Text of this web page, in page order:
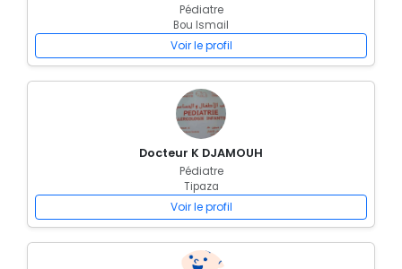
Pédiatre
Bou Ismail
Voir le profil
Docteur K DJAMOUH
Pédiatre
Tipaza
Voir le profil